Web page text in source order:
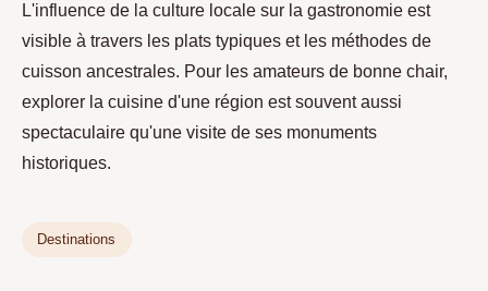
L'influence de la culture locale sur la gastronomie est
visible à travers les plats typiques et les méthodes de
cuisson ancestrales. Pour les amateurs de bonne chair,
explorer la cuisine d'une région est souvent aussi
spectaculaire qu'une visite de ses monuments
historiques.
Destinations